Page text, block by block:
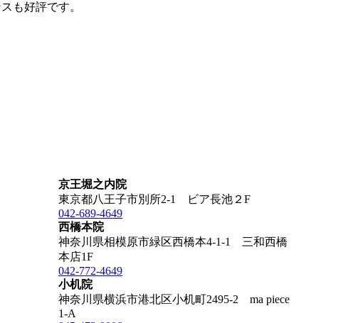
も好評です。
京王堀之内院
東京都八王子市別所2-1 ビア長池２F
042-689-4649
西橋本院
神奈川県相模原市緑区西橋本4-1-1 三和西橋
本店1F
042-772-4649
小机院
神奈川県横浜市港北区小机町2495-2 ma piece
1-A